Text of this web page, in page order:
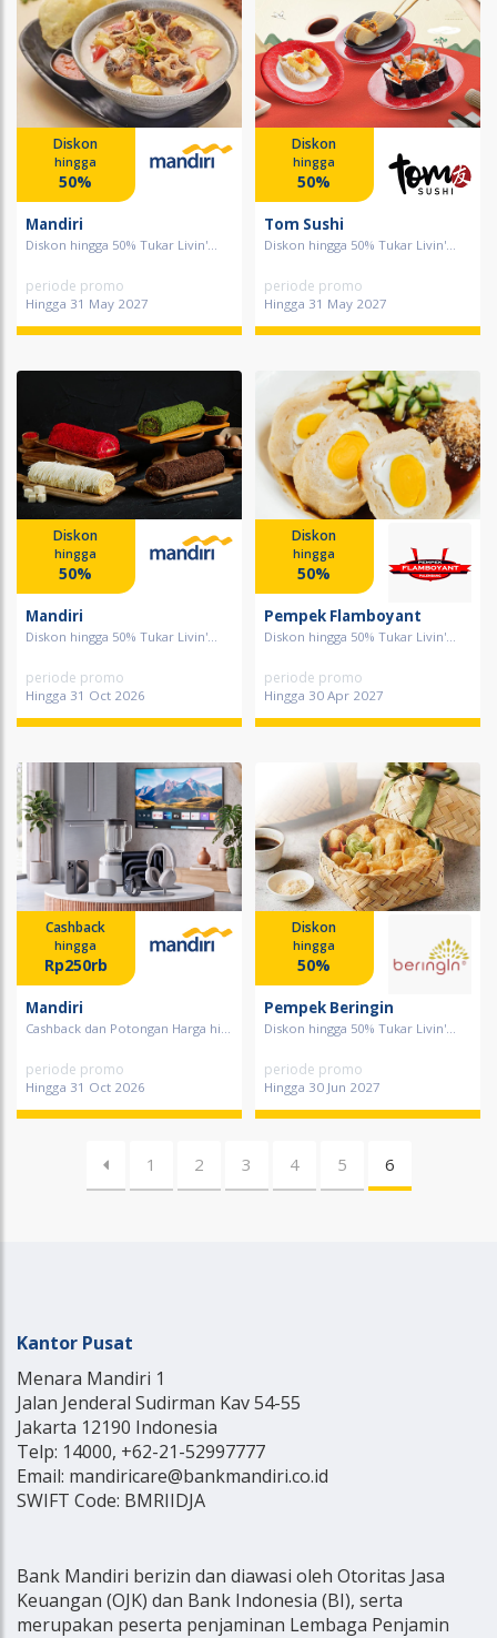
Diskon
hingga
50%
Mandiri
Diskon hingga 50% Tukar Livin'...
periode promo
Hingga 31 May 2027
Diskon
hingga
50%
Tom Sushi
Diskon hingga 50% Tukar Livin'...
periode promo
Hingga 31 May 2027
Diskon
hingga
50%
Mandiri
Diskon hingga 50% Tukar Livin'...
periode promo
Hingga 31 Oct 2026
Diskon
hingga
50%
Pempek Flamboyant
Diskon hingga 50% Tukar Livin'...
periode promo
Hingga 30 Apr 2027
Cashback
hingga
Rp250rb
Mandiri
Cashback dan Potongan Harga hi...
periode promo
Hingga 31 Oct 2026
Diskon
hingga
50%
Pempek Beringin
Diskon hingga 50% Tukar Livin'...
periode promo
Hingga 30 Jun 2027
1 2 3 4 5 6
Kantor Pusat
Menara Mandiri 1
Jalan Jenderal Sudirman Kav 54-55
Jakarta 12190 Indonesia
Telp: 14000, +62-21-52997777
Email: mandiricare@bankmandiri.co.id
SWIFT Code: BMRIIDJA
Bank Mandiri berizin dan diawasi oleh Otoritas Jasa
Keuangan (OJK) dan Bank Indonesia (BI), serta
merupakan peserta penjaminan Lembaga Penjamin